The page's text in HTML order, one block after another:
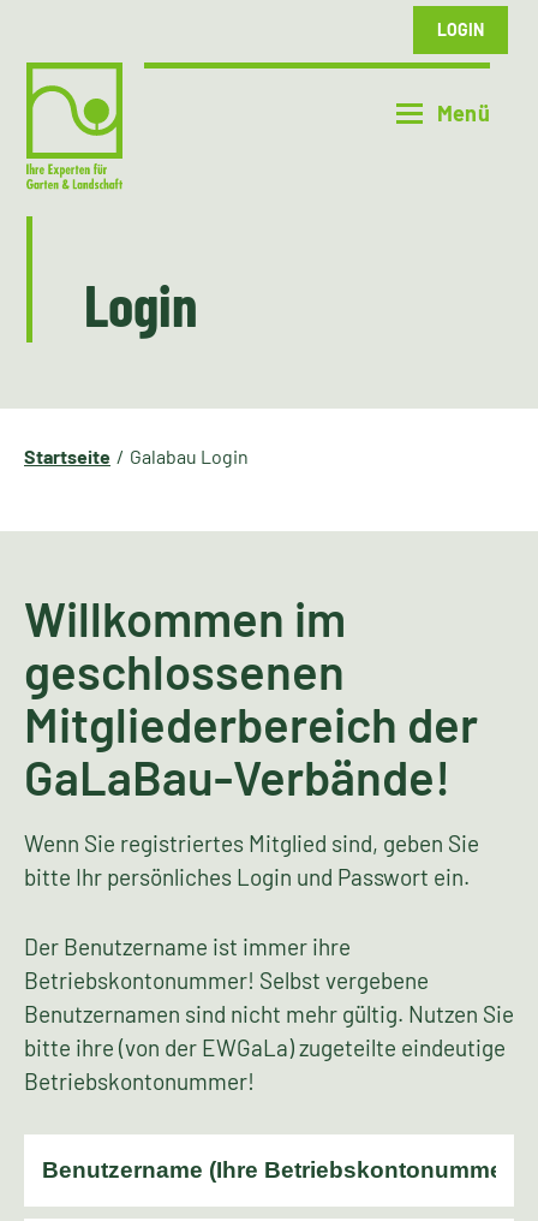
LOGIN
Login
Startseite Galabau Login
Willkommen im
geschlossenen
Mitgliederbereich der
GaLaBau-Verbände!
Wenn Sie registriertes Mitglied sind, geben Sie
bitte Ihr persönliches Login und Passwort ein.
Der Benutzername ist immer ihre
Betriebskontonummer! Selbst vergebene
Benutzernamen sind nicht mehr gültig. Nutzen Sie
bitte ihre (von der EWGaLa) zugeteilte eindeutige
Betriebskontonummer!